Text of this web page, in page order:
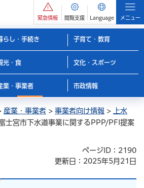
緊急情報 閲覧支援 Language メニュー
らし・手続き 子育て・教育
光・食 文化・スポーツ
業・事業者 市政情報
産業・事業者 > 事業者向け情報 >
上水
士宮市下水道事業に関するPPP/PFI提案
ページID：2190
更新日：2025年5月21日